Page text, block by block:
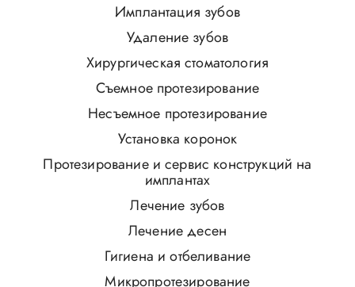
Имплантация зубов
Удаление зубов
Хирургическая стоматология
Съемное протезирование
Несъемное протезирование
Установка коронок
Протезирование и сервис конструкций на
имплантах
Лечение зубов
Лечение десен
Гигиена и отбеливание
Микропротезирование